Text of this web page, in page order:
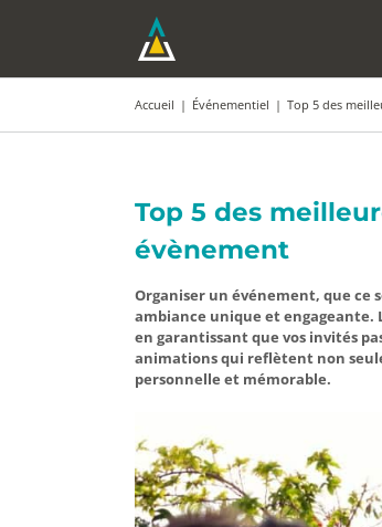
Accueil | Événementiel | Top 5 des
Top 5 des
évènement
Organiser un événement, que ce
ambiance unique et engageante.
en garantissant que vos invités
animations qui reflètent non
personnelle et mémorable.